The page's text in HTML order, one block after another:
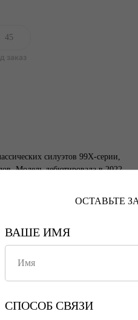
ОСТАВЬТЕ
ВАШЕ ИМЯ
СПОСОБ СВЯЗИ
45
силуэтов 99X-серии,
Модель дебютировала в 2022
дизайну, массивной
как среди поклонников
уличной моды.
натуральных оттенков и
стали теплые осенние тона и
Эта расцветка идеально
осенне-зимних